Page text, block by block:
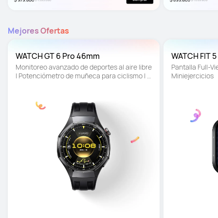
Mejores Ofertas
WATCH GT 6 Pro 46mm
Monitoreo avanzado de deportes al aire libre
| Potenciómetro de muñeca para ciclismo |
WATCH FIT
Pantalla Full-
Miniejercicios